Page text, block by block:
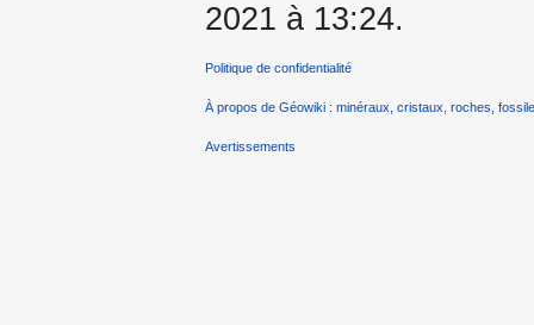
2021 à 13:24.
Politique de confidentialité
À propos de Géowiki : minéraux, cristaux, roches,
Avertissements